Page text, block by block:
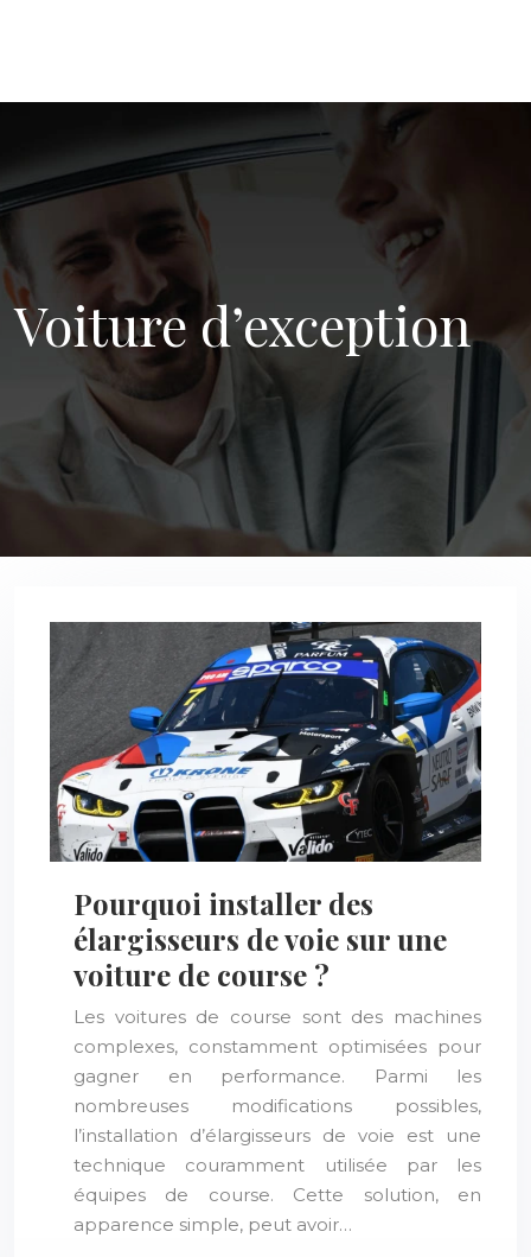
Voiture d’exception
Pourquoi installer des
élargisseurs de voie sur une
voiture de course ?
Les voitures de course sont des machines
complexes, constamment optimisées pour
gagner en performance. Parmi les
nombreuses modifications possibles,
l’installation d’élargisseurs de voie est une
technique couramment utilisée par les
équipes de course. Cette solution, en
apparence simple, peut avoir…